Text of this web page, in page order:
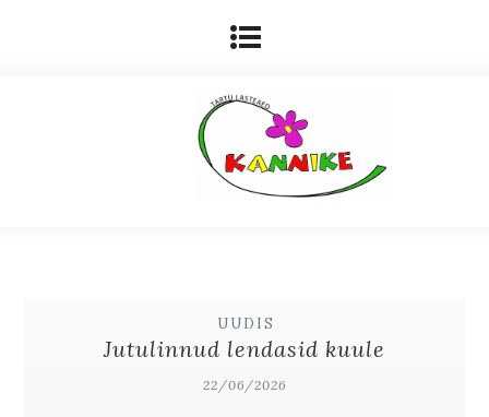
UUDIS
Jutulinnud lendasid kuule
22/06/2026